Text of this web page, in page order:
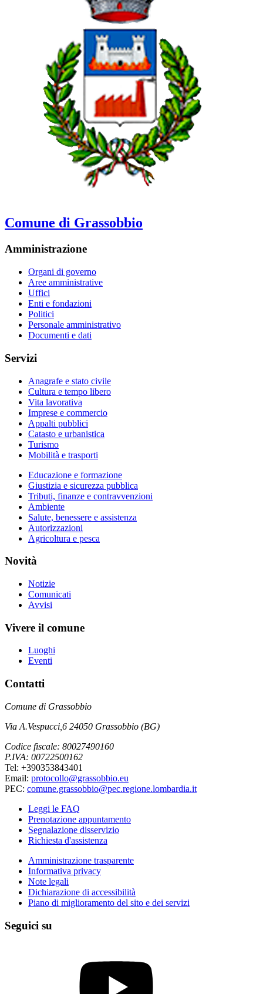
Comune di Grassobbio
Amministrazione
Organi di governo
Aree amministrative
Uffici
Enti e fondazioni
Politici
Personale amministrativo
Documenti e dati
Servizi
Anagrafe e stato civile
Cultura e tempo libero
Vita lavorativa
Imprese e commercio
Appalti pubblici
Catasto e urbanistica
Turismo
Mobilità e trasporti
Educazione e formazione
Giustizia e sicurezza pubblica
Tributi, finanze e contravvenzioni
Ambiente
Salute, benessere e assistenza
Autorizzazioni
Agricoltura e pesca
Novità
Notizie
Comunicati
Avvisi
Vivere il comune
Luoghi
Eventi
Contatti
Comune di Grassobbio
Via A.Vespucci,6 24050 Grassobbio (BG)
Codice fiscale: 80027490160
P.IVA: 00722500162
Tel: +390353843401
Email: protocollo@grassobbio.eu
PEC: comune.grassobbio@pec.regione.lombardia.it
Leggi le FAQ
Prenotazione appuntamento
Segnalazione disservizio
Richiesta d'assistenza
Amministrazione trasparente
Informativa privacy
Note legali
Dichiarazione di accessibilità
Piano di miglioramento del sito e dei servizi
Seguici su